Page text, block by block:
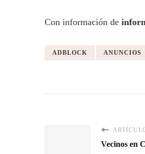
Con información de
ADBLOCK ANUNCIOS
Vecinos en